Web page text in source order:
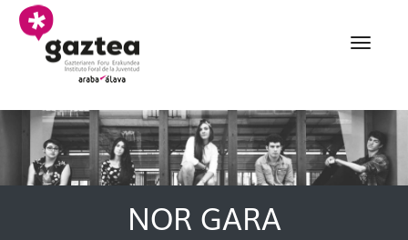
Eduki nagusira joan
Nor gara - gazteria
NOR GARA